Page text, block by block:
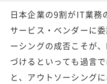
日本企業の9割がIT業務
サービス・ベンダーに
ーシングの成否こそが
づけるといっても過言
と、アウトソーシング